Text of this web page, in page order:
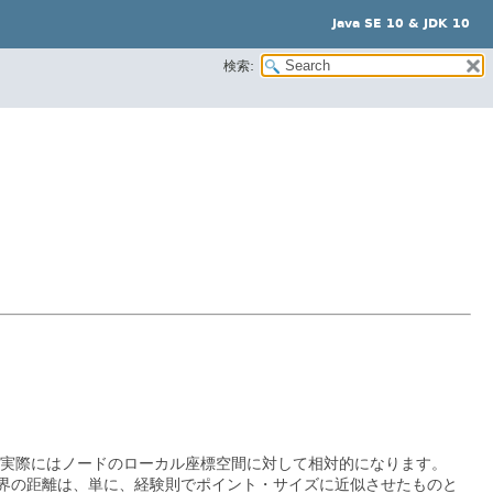
Java SE 10 & JDK 10
検索:
にはノードのローカル座標空間に対して相対的になります。
の距離は、単に、経験則でポイント・サイズに近似させたものと